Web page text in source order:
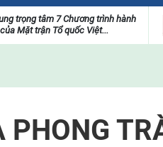
trọng tâm 7 Chương trình hành
Mặt trận Tổ quốc Việt...
PHONG